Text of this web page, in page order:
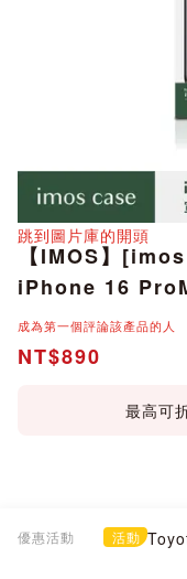
跳到圖片庫的開頭
分享
【IMOS】
iPhone 16
成為第一個評論該產品的人
NT$890
最高可
優惠活動 活動